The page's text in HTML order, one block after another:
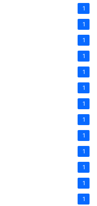
1
1
1
1
1
1
1
1
1
1
1
1
1